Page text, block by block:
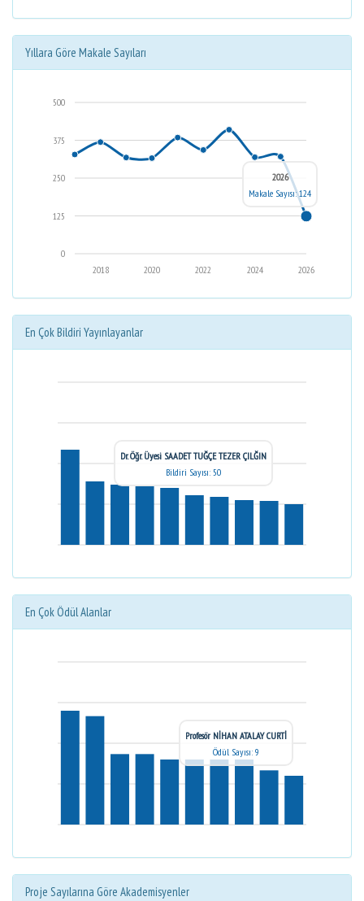
Yıllara Göre Makale Sayıları
0
125
250
375
500
2026
2024
2022
2020
2018
2026
Makale Sayısı: 124
En Çok Bildiri Yayınlayanlar
Dr. Öğr. Üyesi SAADET TUĞÇE TEZER ÇILĞIN
Bildiri Sayısı: 50
En Çok Ödül Alanlar
Profesör NİHAN ATALAY CURTİ
Ödül Sayısı: 9
Proje Sayılarına Göre Akademisyenler